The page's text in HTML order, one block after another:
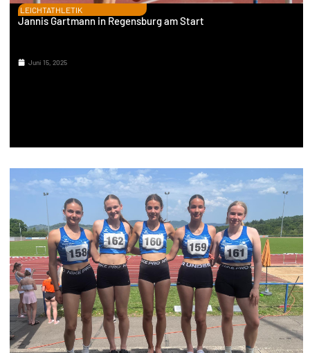
LEICHTATHLETIK
Jannis Gartmann in Regensburg am Start
Juni 15, 2025